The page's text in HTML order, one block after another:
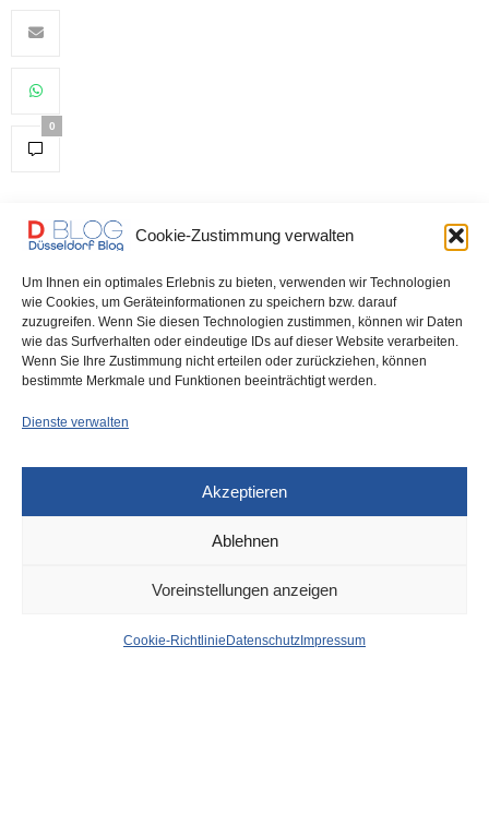
Cookie-Zustimmung verwalten
Um Ihnen ein optimales Erlebnis zu bieten, verwenden wir Technologien
wie Cookies, um Geräteinformationen zu speichern bzw. darauf
zuzugreifen. Wenn Sie diesen Technologien zustimmen, können wir Daten
wie das Surfverhalten oder eindeutige IDs auf dieser Website verarbeiten.
Wenn Sie Ihre Zustimmung nicht erteilen oder zurückziehen, können
bestimmte Merkmale und Funktionen beeinträchtigt werden.
Dienste verwalten
Akzeptieren
Ablehnen
Voreinstellungen anzeigen
Cookie-Richtlinie Datenschutz Impressum
0
You May Also Like
Düsseldorf Headlines,
Freitag, 13.10.2023